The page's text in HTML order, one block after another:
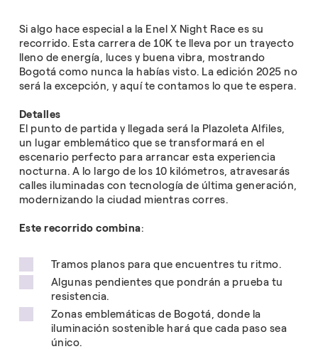
Si algo hace especial a la Enel X Night Race es su
recorrido. Esta carrera de 10K te lleva por un trayecto
lleno de energía, luces y buena vibra, mostrando
Bogotá como nunca la habías visto. La edición 2025 no
será la excepción, y aquí te contamos lo que te espera.
Detalles
El punto de partida y llegada será la Plazoleta Alfiles,
un lugar emblemático que se transformará en el
escenario perfecto para arrancar esta experiencia
nocturna. A lo largo de los 10 kilómetros, atravesarás
calles iluminadas con tecnología de última generación,
modernizando la ciudad mientras corres.
Este recorrido combina:
Tramos planos para que encuentres tu ritmo.
Algunas pendientes que pondrán a prueba tu
resistencia.
Zonas emblemáticas de Bogotá, donde la
iluminación sostenible hará que cada paso sea
único.